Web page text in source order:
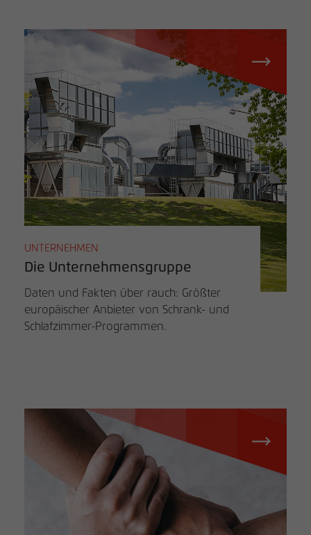
UNTERNEHMEN
Die Unternehmensgruppe
Daten und Fakten über rauch: Größter
europäischer Anbieter von Schrank- und
Schlafzimmer-Programmen.